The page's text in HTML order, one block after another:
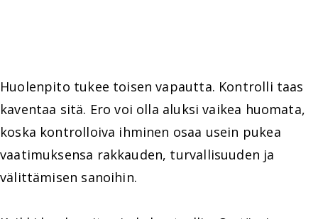
Huolenpito tukee toisen vapautta. Kontrolli taas
kaventaa sitä. Ero voi olla aluksi vaikea huomata,
koska kontrolloiva ihminen osaa usein pukea
vaatimuksensa rakkauden, turvallisuuden ja
välittämisen sanoihin.